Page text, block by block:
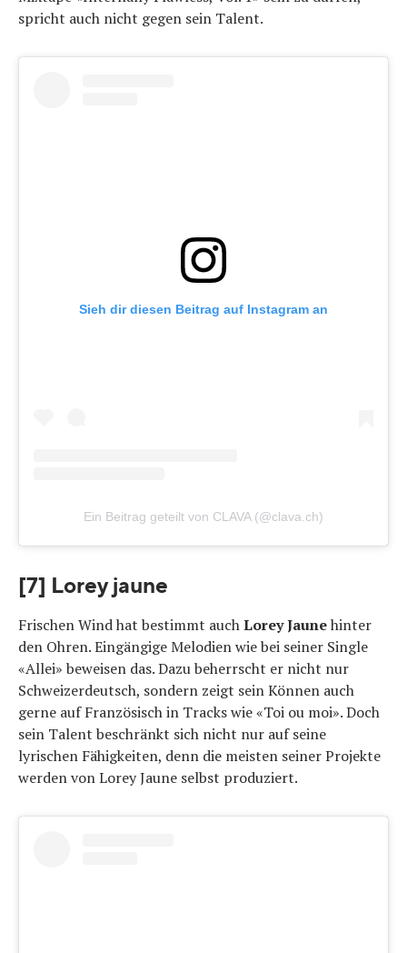
spricht auch nicht gegen sein Talent.
Sieh dir diesen Beitrag auf Instagram an
Ein Beitrag geteilt von CLAVA (@clava.ch)
[7] Lorey jaune
Frischen Wind hat bestimmt auchLorey Jaunehinter
den Ohren. Eingängige Melodien wie bei seiner Single
«Allei» beweisen das. Dazu beherrscht er nicht nur
Schweizerdeutsch, sondern zeigt sein Können auch
gerne auf Französisch in Tracks wie «Toi ou moi». Doch
sein Talent beschränkt sich nicht nur auf seine
lyrischen Fähigkeiten, denn die meisten seiner Projekte
werden von Lorey Jaune selbst produziert.